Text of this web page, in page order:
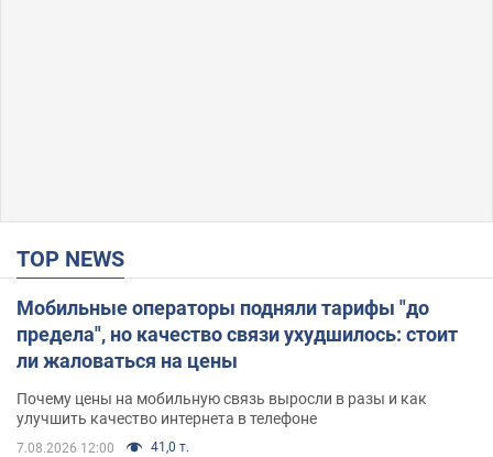
TOP NEWS
Мобильные операторы подняли тарифы "до
предела", но качество связи ухудшилось: стоит
ли жаловаться на цены
Почему цены на мобильную связь выросли в разы и как
улучшить качество интернета в телефоне
7.08.2026 12:00 41,0 т.